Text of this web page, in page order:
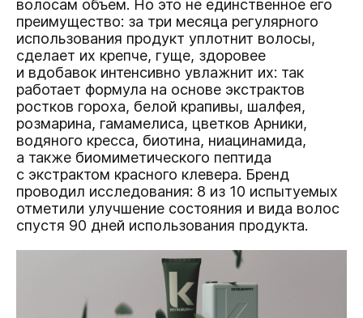
волосам объем. Но это не единственное его
преимущество: за три месяца регулярного
использования продукт уплотнит волосы,
сделает их крепче, гуще, здоровее
и вдобавок интенсивно увлажнит их: так
работает формула на основе экстрактов
ростков гороха, белой крапивы, шалфея,
розмарина, гамамелиса, цветков Арники,
водяного кресса, биотина, ниацинамида,
а также биомиметического пептида
с экстрактом красного клевера. Бренд
проводил исследования: 8 из 10 испытуемых
отметили улучшение состояния и вида волос
спустя 90 дней использования продукта.